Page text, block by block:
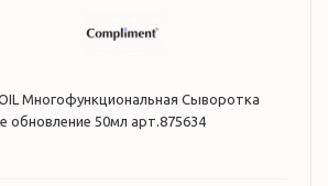
Многофункциональная Сыворотка
обновление 50мл арт.875634